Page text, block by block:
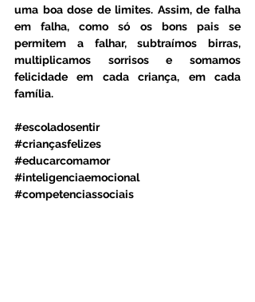
uma boa dose de limites. Assim, de falha
em falha, como só os bons pais se
permitem a falhar, subtraímos birras,
multiplicamos sorrisos e somamos
felicidade em cada criança, em cada
família.
#escoladosentir
#criançasfelizes
#educarcomamor
#inteligenciaemocional
#competenciassociais